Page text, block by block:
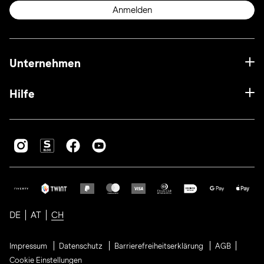
Anmelden
Unternehmen
Hilfe
DE AT CH
Impressum Datenschutz Barrierefreiheitserklärung
AGB
Cookie Einstellungen